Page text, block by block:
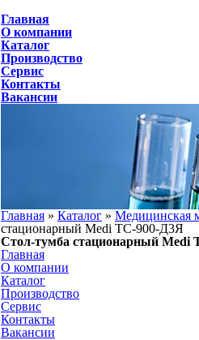
Главная
О компании
Каталог
Производство
Сервис
Контакты
Вакансии
Главная » Каталог » Медицинская
стационарный Medi ТС-900-Д3Я
Стол-тумба стационарный Medi
Главная
О компании
Каталог
Производство
Сервис
Контакты
Вакансии